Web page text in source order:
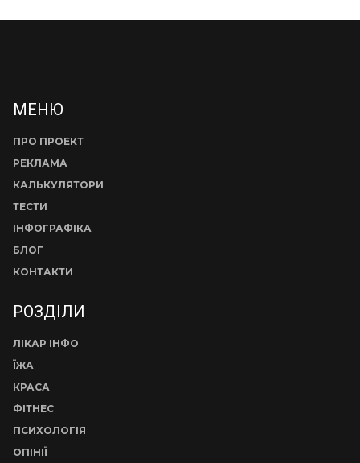
МЕНЮ
ПРО ПРОЕКТ
РЕКЛАМА
КАЛЬКУЛЯТОРИ
ТЕСТИ
ІНФОГРАФІКА
БЛОГ
КОНТАКТИ
РОЗДІЛИ
ЛІКАР ІНФО
ЇЖА
КРАСА
ФІТНЕС
ПСИХОЛОГІЯ
ОПІНІЇ